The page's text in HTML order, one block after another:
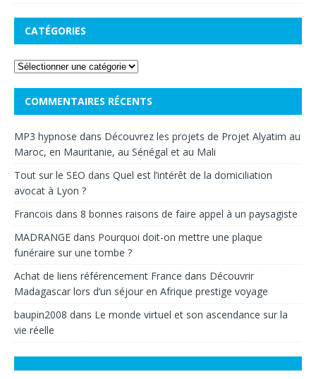
CATÉGORIES
COMMENTAIRES RÉCENTS
MP3 hypnose dans Découvrez les projets de Projet Alyatim au
Maroc, en Mauritanie, au Sénégal et au Mali
Tout sur le SEO dans Quel est l’intérêt de la domiciliation
avocat à Lyon ?
Francois dans 8 bonnes raisons de faire appel à un paysagiste
MADRANGE dans Pourquoi doit-on mettre une plaque
funéraire sur une tombe ?
Achat de liens référencement France dans Découvrir
Madagascar lors d’un séjour en Afrique prestige voyage
baupin2008 dans Le monde virtuel et son ascendance sur la
vie réelle